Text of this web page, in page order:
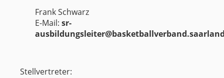
Frank Schwarz
E-Mail: sr-
Stellvertreter: